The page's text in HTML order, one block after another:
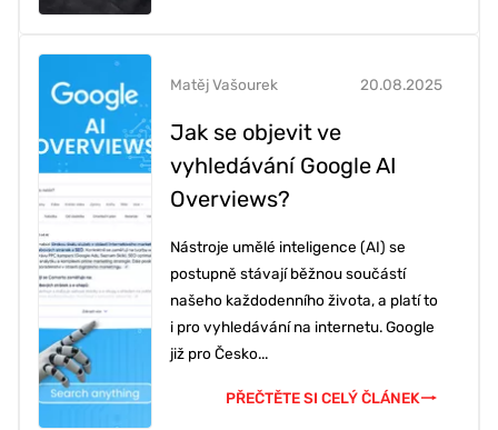
Jak se objevit ve
vyhledávání Google AI
Overviews?
20.08.2025
Matěj Vašourek
Nástroje umělé inteligence (AI) se
postupně stávají běžnou součástí
našeho každodenního života, a platí to
i pro vyhledávání na internetu. Google
již pro Česko...
PŘEČTĚTE SI CELÝ ČLÁNEK